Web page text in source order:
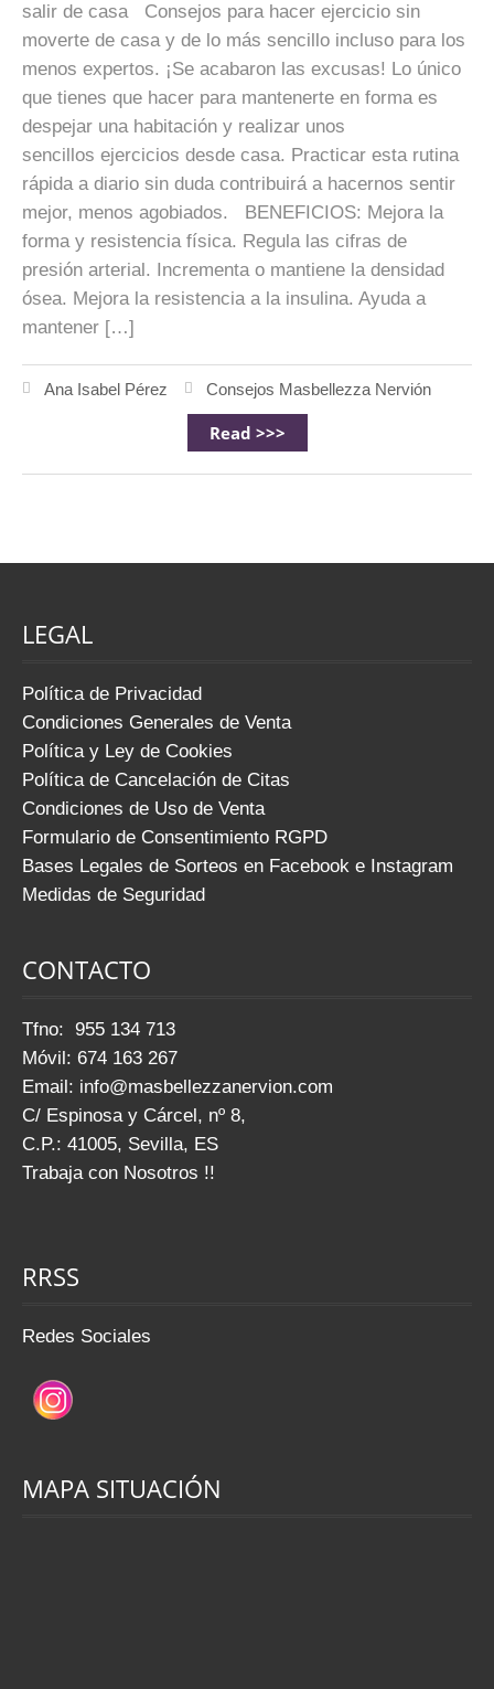
salir de casa Consejos para hacer ejercicio sin
moverte de casa y de lo más sencillo incluso para los
menos expertos. ¡Se acabaron las excusas! Lo único
que tienes que hacer para mantenerte en forma es
despejar una habitación y realizar unos
sencillos ejercicios desde casa. Practicar esta rutina
rápida a diario sin duda contribuirá a hacernos sentir
mejor, menos agobiados. BENEFICIOS: Mejora la
forma y resistencia física. Regula las cifras de
presión arterial. Incrementa o mantiene la densidad
ósea. Mejora la resistencia a la insulina. Ayuda a
mantener […]
Ana Isabel Pérez Consejos Masbellezza Nervión
Read >>>
LEGAL
Política de Privacidad
Condiciones Generales de Venta
Política y Ley de Cookies
Política de Cancelación de Citas
Condiciones de Uso de Venta
Formulario de Consentimiento RGPD
Bases Legales de Sorteos en Facebook e Instagram
Medidas de Seguridad
CONTACTO
Tfno: 955 134 713
Móvil: 674 163 267
Email: info@masbellezzanervion.com
C/ Espinosa y Cárcel, nº 8,
C.P.: 41005, Sevilla, ES
Trabaja con Nosotros !!
RRSS
Redes Sociales
MAPA SITUACIÓN